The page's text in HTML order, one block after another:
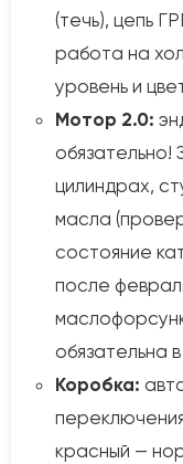
(течь), цепь
работа на
уровень и
Мотор 2.0:
обязательно!
цилиндрах,
масла
состояние
после
обязательна
Коробка:
красный —